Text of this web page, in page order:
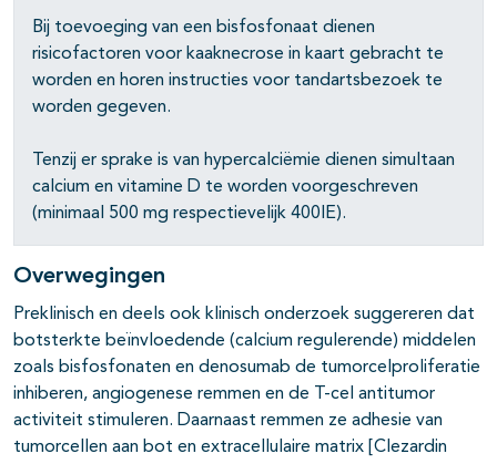
open- en dichtklappen
open- en dichtklappen
open- en dichtklappen
open- en dichtklappen
open- en dichtklappen
Bij toevoeging van een bisfosfonaat dienen
risicofactoren voor kaaknecrose in kaart gebracht te
worden en horen instructies voor tandartsbezoek te
worden gegeven.
Tenzij er sprake is van hypercalciëmie dienen simultaan
calcium en vitamine D te worden voorgeschreven
(minimaal 500 mg respectievelijk 400IE).
Overwegingen
Preklinisch en deels ook klinisch onderzoek suggereren dat
botsterkte beïnvloedende (calcium regulerende) middelen
zoals bisfosfonaten en denosumab de tumorcelproliferatie
inhiberen, angiogenese remmen en de T-cel antitumor
activiteit stimuleren. Daarnaast remmen ze adhesie van
tumorcellen aan bot en extracellulaire matrix [Clezardin